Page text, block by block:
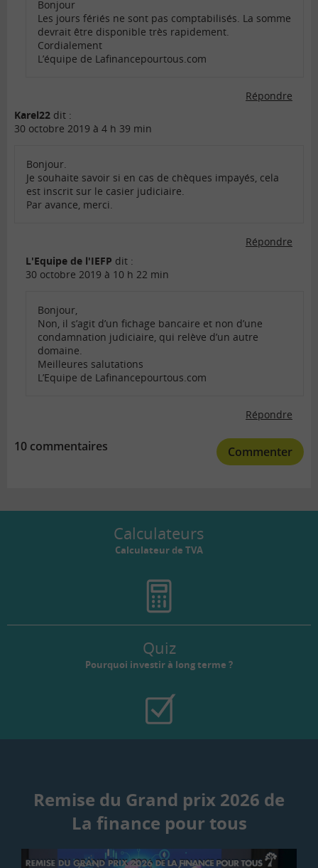
Bonjour
Les jours fériés ne sont pas comptabilisés. La somme
devrait être disponible très rapidement.
Cordialement
L’équipe de Lafinancepourtous.com
Répondre
Karel22 dit :
30 octobre 2019 à 4 h 39 min
Bonjour.
Je souhaite savoir si en cas de chèques impayés, cela
est inscrit sur le casier judiciaire.
Par avance, merci.
Répondre
L'Equipe de l'IEFP dit :
30 octobre 2019 à 10 h 22 min
Bonjour,
Non, il s’agit d’un fichage bancaire et non d’une
condamnation judiciaire, qui relève d’un autre
domaine.
Meilleures salutations
L’Equipe de Lafinancepourtous.com
Répondre
10 commentaires Commenter
Calculateurs
Calculateur de TVA
Quiz
Pourquoi investir à long terme ?
Remise du Grand prix 2026 de
La finance pour tous